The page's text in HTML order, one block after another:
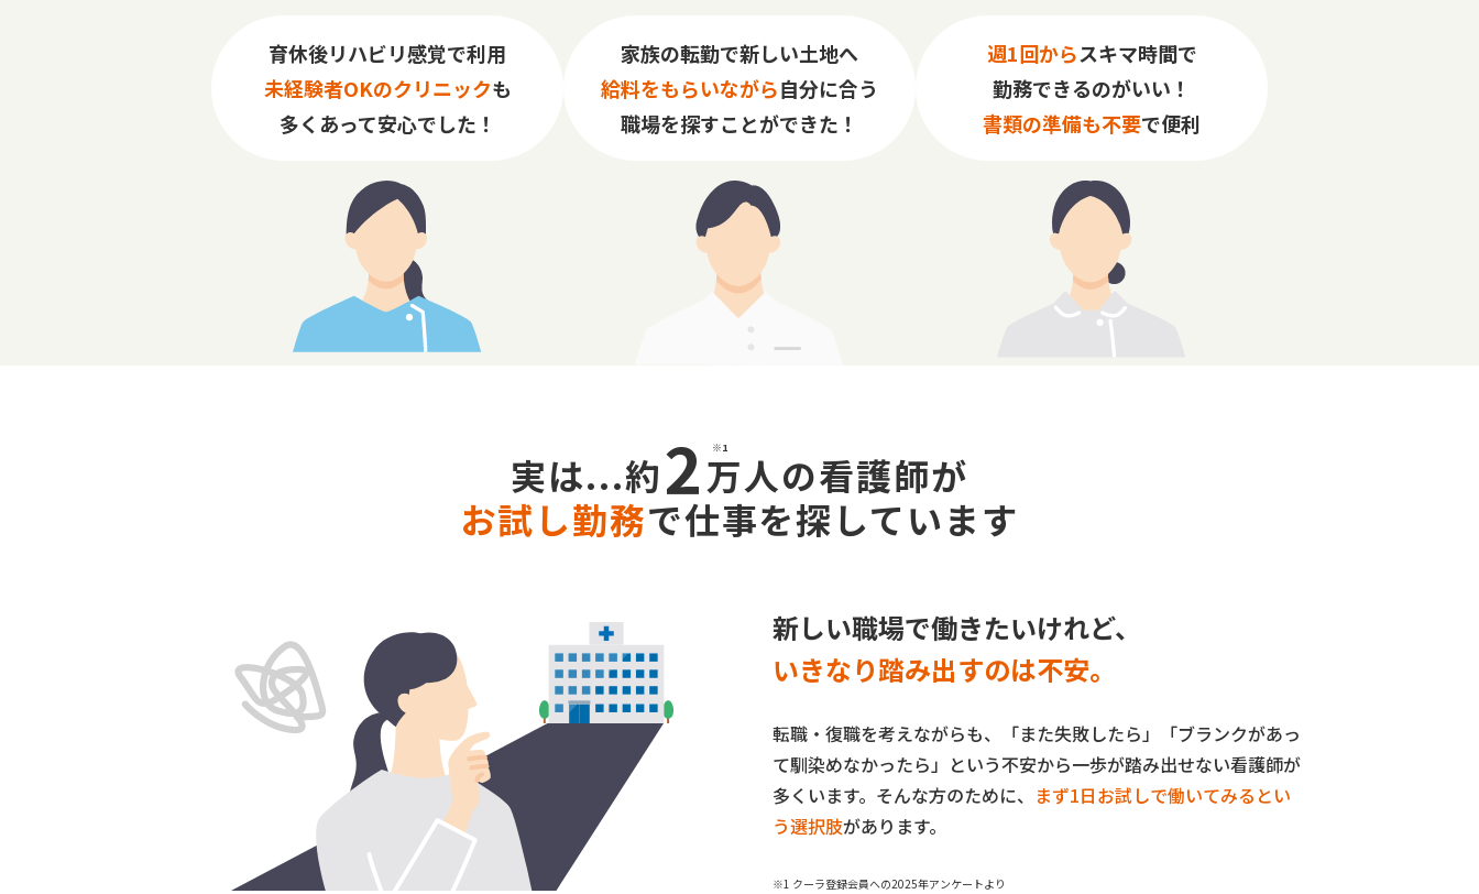
育休後リハビリ感覚で利用
未経験者OKのクリニックも
多くあって安心でした！
家族の転勤で新しい土地へ
給料をもらいながら自分に合う
職場を探すことができた！
週1回からスキマ時間で
勤務できるのがいい！
書類の準備も不要で便利
実は...約2 ※1
万人の看護師が
お試し勤務で仕事を探しています
新しい職場で働きたいけれど、
いきなり踏み出すのは不安。
転職・復職を考えながらも、「また失敗したら」「ブランクがあっ
て馴染めなかったら」という不安から一歩が踏み出せない看護師が
多くいます。そんな方のために、 まず1日お試しで働いてみるとい
う選択肢があります。
※1 クーラ登録会員への2025年アンケートより